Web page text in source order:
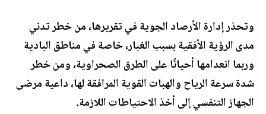
وتحذر إدارة الأرصاد الجوية في تقريرها، من خطر تدني
مدى الرؤية الأفقية بسبب الغبار، خاصة في مناطق البادية
وربما انعدامها أحيانًا على الطرق الصحراوية، ومن خطر
شدة سرعة الرياح والهبات القوية المرافقة لها، داعية مرضى
الجهاز التنفسي إلى أخذ الاحتياطات اللازمة.